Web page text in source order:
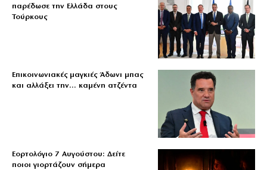
παρέδωσε την Ελλάδα στους
Τούρκους
Επικοινωνιακές μαγκιές Άδωνι μπας
και αλλάξει την… καμένη ατζέντα
Εορτολόγιο 7 Αυγούστου: Δείτε
ποιοι γιορτάζουν σήμερα